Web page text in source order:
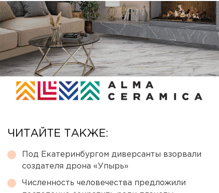
ЧИТАЙТЕ ТАКЖЕ:
Под Екатеринбургом диверсанты взорвали
создателя дрона «Упырь»
Численность человечества предложили